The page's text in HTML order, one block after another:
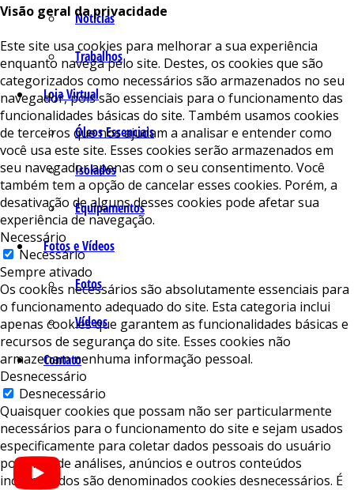
Notícias
Trabalhos
Loja Virtual
Óleos Essenciais
Isolados
Equipamentos
Fotos e Vídeos
Fotos
Vídeos
Contato
Visão geral da privacidade
Este site usa cookies para melhorar a sua experiência
enquanto navega pelo site. Destes, os cookies que são
categorizados como necessários são armazenados no seu
navegador, pois são essenciais para o funcionamento das
funcionalidades básicas do site. Também usamos cookies
de terceiros que nos ajudam a analisar e entender como
você usa este site. Esses cookies serão armazenados em
seu navegador apenas com o seu consentimento. Você
também tem a opção de cancelar esses cookies. Porém, a
desativação de alguns desses cookies pode afetar sua
experiência de navegação.
Necessário
Necessário
Sempre ativado
Os cookies necessários são absolutamente essenciais para
o funcionamento adequado do site. Esta categoria inclui
apenas cookies que garantem as funcionalidades básicas e
recursos de segurança do site. Esses cookies não
armazenam nenhuma informação pessoal.
Desnecessário
Desnecessário
Quaisquer cookies que possam não ser particularmente
necessários para o funcionamento do site e sejam usados ​​
especificamente para coletar dados pessoais do usuário
por meio de análises, anúncios e outros conteúdos
incorporados são denominados cookies desnecessários. É